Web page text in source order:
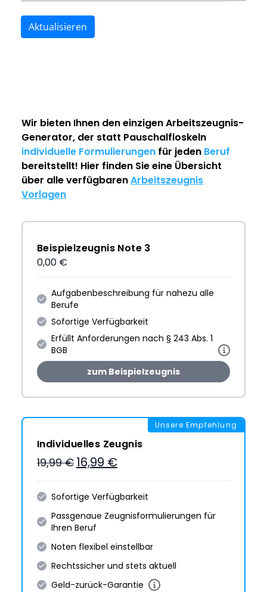
Aktualisieren
Wir bieten Ihnen den einzigenArbeitszeugnis-
Generator, der statt Pauschalfloskeln
individuelle Formulierungen für jeden Beruf
bereitstellt! Hier finden Sie eine Übersicht
über alle verfügbarenArbeitszeugnis
Vorlagen
Beispielzeugnis Note 3
0,00 €
Aufgabenbeschreibung für nahezu alle
Berufe
Sofortige Verfügbarkeit
Erfüllt Anforderungen nach § 243 Abs. 1
BGB
zum Beispielzeugnis
Unsere Empfehlung
Individuelles Zeugnis
19,99 € 16,99 €
Sofortige Verfügbarkeit
Passgenaue Zeugnis­formulie­rungen für
Ihren Beruf
Noten flexibel einstellbar
Rechtssicher und stets aktuell
Geld-zurück-Garantie